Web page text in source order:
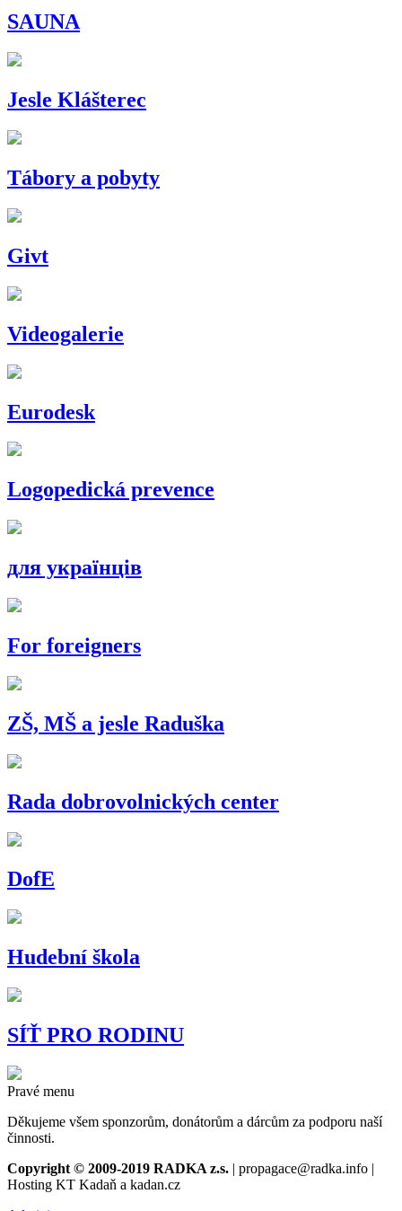
SAUNA
Jesle Klášterec
Tábory a pobyty
Givt
Videogalerie
Eurodesk
Logopedická prevence
для українців
For foreigners
ZŠ, MŠ a jesle Raduška
Rada dobrovolnických center
DofE
Hudební škola
SÍŤ PRO RODINU
Pravé menu
Děkujeme všem sponzorům, donátorům a dárcům za podporu naší
činnosti.
Copyright © 2009-2019 RADKA z.s. | propagace@radka.info |
Hosting KT Kadaň a kadan.cz